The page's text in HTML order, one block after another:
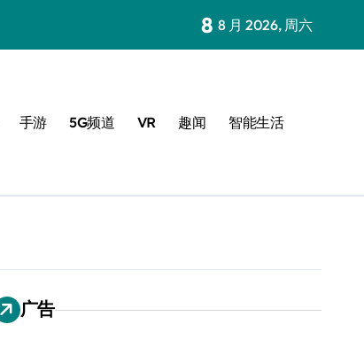
8 8 月 2026, 周六
手游 5G频道 VR 趣闻 智能生活
广告